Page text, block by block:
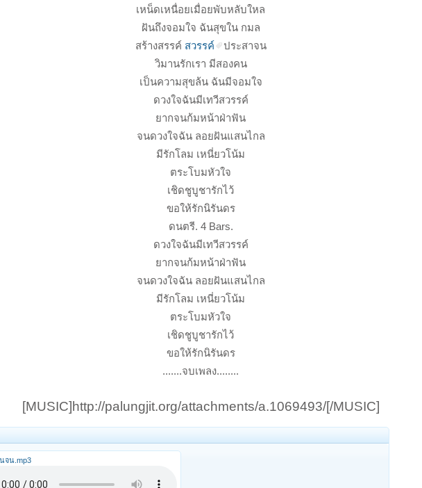
เหน็ดเหนื่อยเมื่อยพับหลับใหล
ฝันถึงจอมใจ ฉันสุขใน กมล
สร้างสรรค์ สวรรค์
ประสาจน
วิมานรักเรา มีสองคน
เป็นความสุขล้น ฉันมีจอมใจ
ดวงใจฉันมีเทวีสวรรค์
ยากจนก้มหน้าฝ่าฟัน
จนดวงใจฉัน ลอยฝันแสนไกล
มีรักโลม เหนี่ยวโน้ม
ตระโบมหัวใจ
เชิดชูบูชารักไว้
ขอให้รักนิรันดร
ดนตรี. 4 Bars.
ดวงใจฉันมีเทวีสวรรค์
ยากจนก้มหน้าฝ่าฟัน
จนดวงใจฉัน ลอยฝันแสนไกล
มีรักโลม เหนี่ยวโน้ม
ตระโบมหัวใจ
เชิดชูบูชารักไว้
ขอให้รักนิรันดร
.......จบเพลง........
[MUSIC]http://palungjit.org/attachments/a.1069493/[/MUSIC]​
จน.mp3